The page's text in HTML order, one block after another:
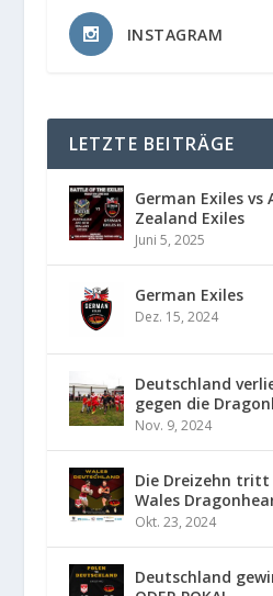
INSTAGRAM
LETZTE BEITRÄGE
German Exiles
Zealand Exiles
Juni 5, 2025
German Exiles
Dez. 15, 2024
Deutschland
gegen die
Nov. 9, 2024
Die Dreizehn
Wales
Okt. 23, 2024
Deutschland